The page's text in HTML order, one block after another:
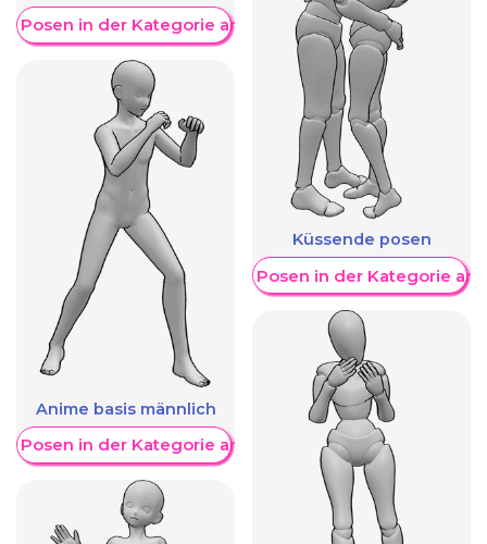
Posen in der Kategorie anzeigen
Anime basis männlich
Posen in der Kategorie anzeigen
Küssende posen
Weitere Posen in der Kategorie